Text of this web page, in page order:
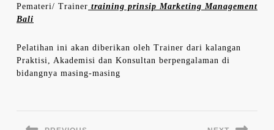
Pemateri/ Trainer training prinsip Marketing Management
Bali
Pelatihan ini akan diberikan oleh Trainer dari kalangan
Praktisi, Akademisi dan Konsultan berpengalaman di
bidangnya masing-masing